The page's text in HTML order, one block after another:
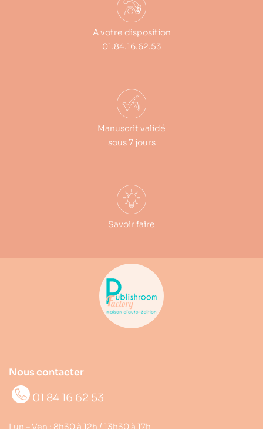
A votre disposition
01.84.16.62.53
Manuscrit validé
sous 7 jours
Savoir faire
Nous contacter
01 84 16 62 53
Lun – Ven : 8h30 à 12h / 13h30 à 17h